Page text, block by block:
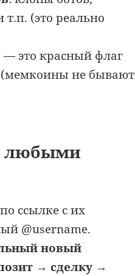
(это реально
— это красный флаг
не бывают
любыми
по ссылке с их
@username.
новый
→ сделку →